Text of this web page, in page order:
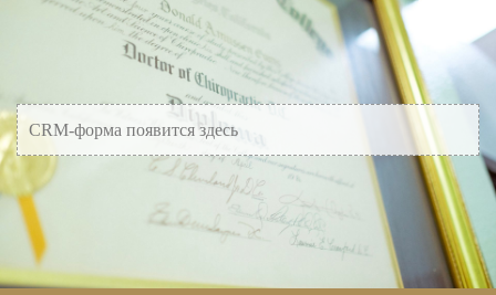
CRM-форма появится здесь